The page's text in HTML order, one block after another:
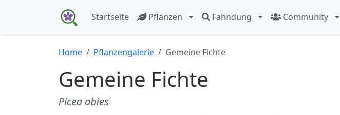
Startseite Pflanzen Fahndung Community
Home Pflanzengalerie Gemeine Fichte
Gemeine Fichte
Picea abies